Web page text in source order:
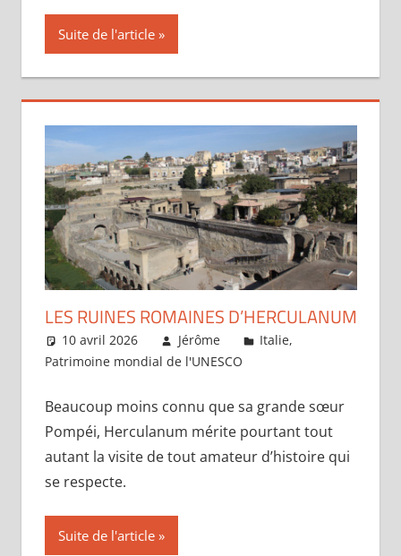
Suite de l'article
LES RUINES ROMAINES D’HERCULANUM
10 avril 2026 Jérôme Italie,
Patrimoine mondial de l'UNESCO
Beaucoup moins connu que sa grande sœur
Pompéi, Herculanum mérite pourtant tout
autant la visite de tout amateur d’histoire qui
se respecte.
Suite de l'article